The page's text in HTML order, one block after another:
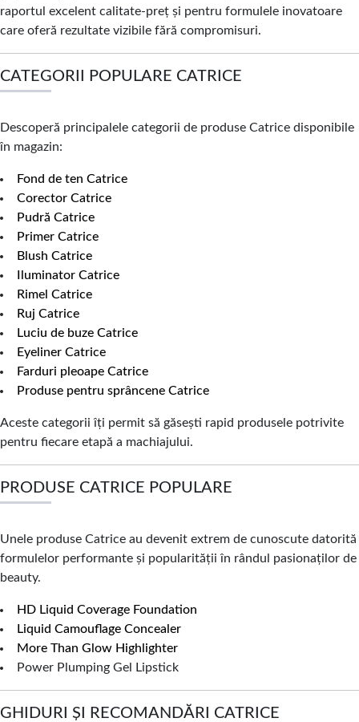
raportul excelent calitate-preț și pentru formulele inovatoare
care oferă rezultate vizibile fără compromisuri.
CATEGORII POPULARE CATRICE
Descoperă principalele categorii de produse Catrice disponibile
în magazin:
Fond de ten Catrice
Corector Catrice
Pudră Catrice
Primer Catrice
Blush Catrice
Iluminator Catrice
Rimel Catrice
Ruj Catrice
Luciu de buze Catrice
Eyeliner Catrice
Farduri pleoape Catrice
Produse pentru sprâncene Catrice
Aceste categorii îți permit să găsești rapid produsele potrivite
pentru fiecare etapă a machiajului.
PRODUSE CATRICE POPULARE
Unele produse Catrice au devenit extrem de cunoscute datorită
formulelor performante și popularității în rândul pasionaților de
beauty.
HD Liquid Coverage Foundation
Liquid Camouflage Concealer
More Than Glow Highlighter
Power Plumping Gel Lipstick
GHIDURI ȘI RECOMANDĂRI CATRICE